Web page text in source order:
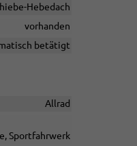
Hebedach
vorhanden
betätigt
Allrad
Sportfahrwerk